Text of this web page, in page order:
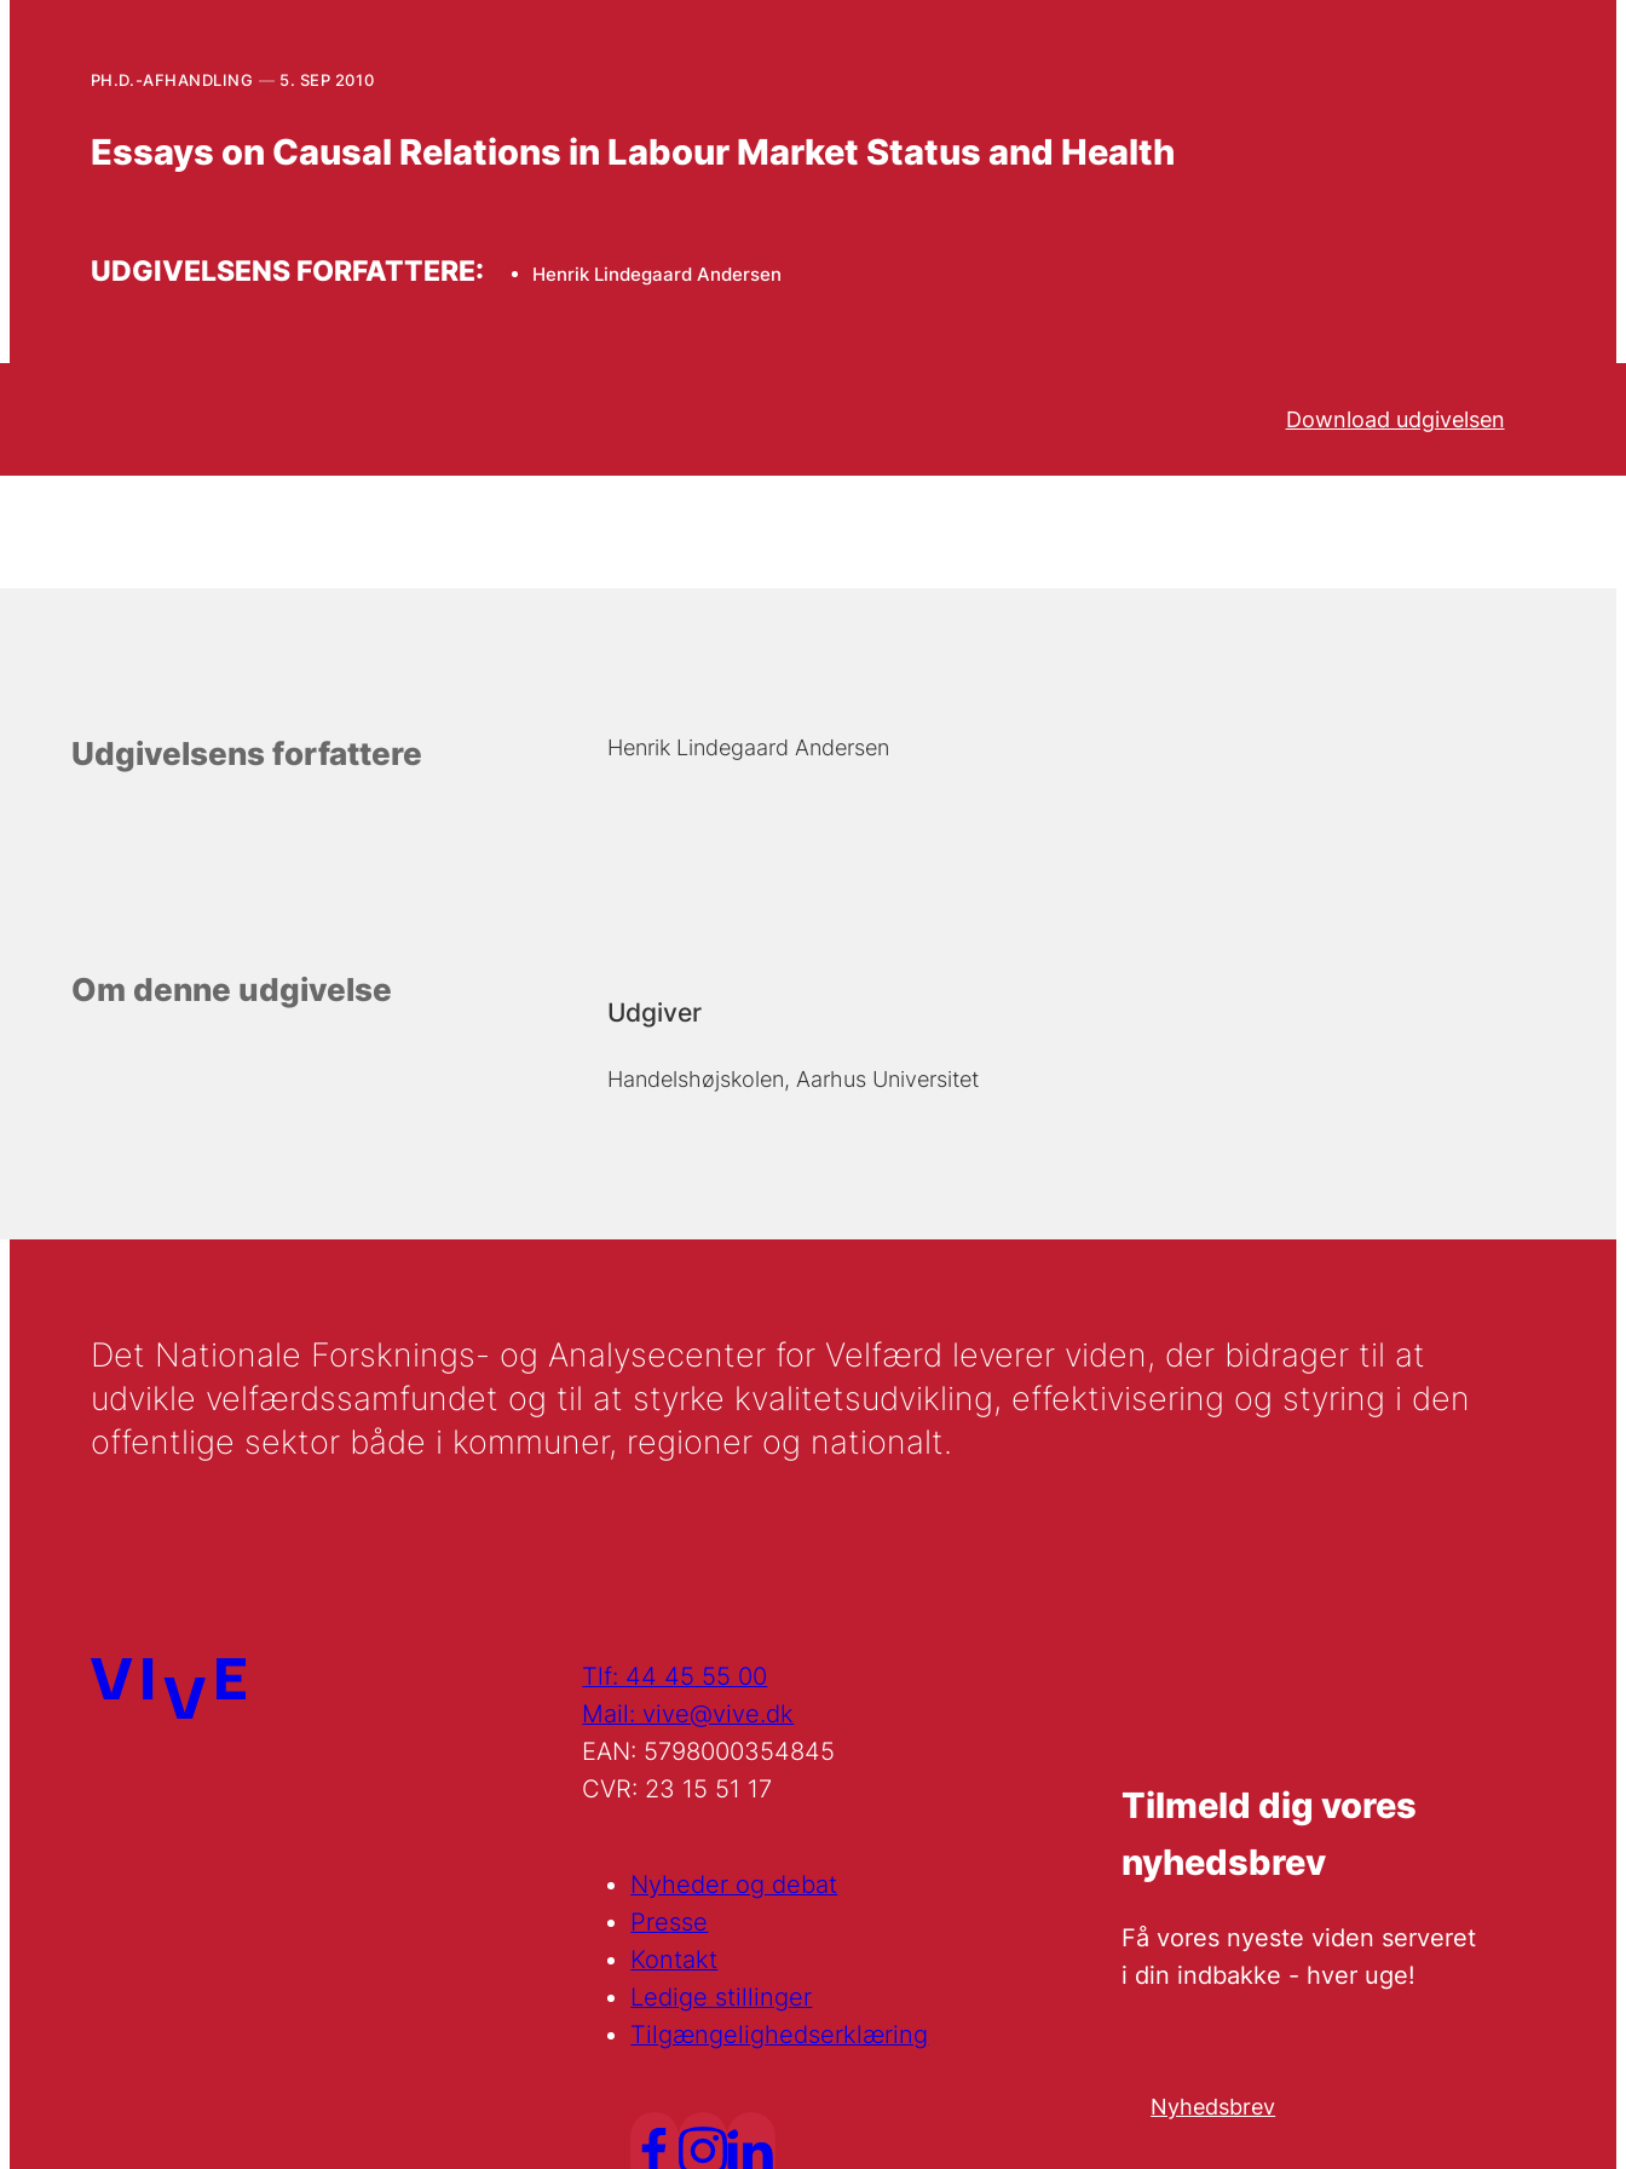
PH.D.-AFHANDLING 5. SEP 2010
Essays on Causal Relations in Labour Market Status and Health
UDGIVELSENS FORFATTERE: Henrik Lindegaard Andersen
Download udgivelsen
Udgivelsens forfattere Henrik Lindegaard Andersen
Om denne udgivelse
Udgiver
Handelshøjskolen, Aarhus Universitet
Det Nationale Forsknings- og Analysecenter for Velfærd leverer viden, der bidrager til at
udvikle velfærdssamfundet og til at styrke kvalitetsudvikling, effektivisering og styring i den
offentlige sektor både i kommuner, regioner og nationalt.
Tlf: 44 45 55 00
Mail: vive@vive.dk
EAN: 5798000354845
CVR: 23 15 51 17
Nyheder og debat
Presse
Kontakt
Ledige stillinger
Tilgængelighedserklæring
Tilmeld dig vores
nyhedsbrev
Få vores nyeste viden serveret
i din indbakke - hver uge!
Nyhedsbrev